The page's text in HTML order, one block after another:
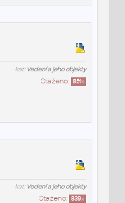
kat: Vedení a jeho objekty
Staženo: 851x
kat: Vedení a jeho objekty
Staženo: 839x